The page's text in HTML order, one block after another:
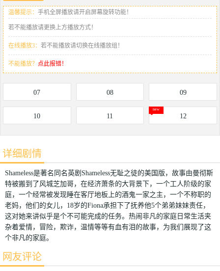
温馨提示： 手机全屏播放请开启屏幕旋转功能！
若不能播放请更换上方播放方式！
在线播放3： 若不能播放请切换在线播放组！
不能播放？ 点此报错！
07 08 09
10 11 12
详细剧情
Shameless是著名同名英剧Shameless无耻之徒的美国版，故事由曼彻斯
特被搬到了风城芝加哥，在经济萧条的大背景下，一个工人阶级的家
庭，一个经常被发现睡在客厅地板上的酒鬼一家之主，一个不称职的
老妈，他们的女儿，18岁的Fiona承担下了抚养他5个弟弟妹妹责任，
这对她来讲似乎是个不可能完成的任务。热闹非凡的家庭日常生活夹
杂着爱情，冒险，欺诈，温情等等有血有泪的故事，为我们展现了这
个非凡的家庭。
网友评论